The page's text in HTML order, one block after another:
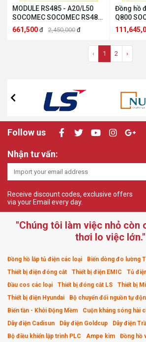
MODULE RS485 - A20/L50
SOCOMEC SOCOMEC RS485
- A20/L50
661,500 đ 2,450,000 đ
Đồng hồ
Q800
‹ 1 2 ›
Follow us
Nhận tư vấn:
Receive discount codes, exclusive offers
via your Email every day.
"Chúng tôi làm việc nhỏ còn
thơi lo việc lớn."
Đồng hồ lắp tủ điện các loại
Biến dòng đo lường
Thiết bị điện đóng cắt
Thiết bị điện EMIC
Tủ
Đầu cos các loại
Thiết bị đóng cắt LS
Thiết bị
Thiết bị điện Hyundai
Bộ chuyển đổi nguồn tự
Biến tần - Khởi Động Mềm
Cuộn kháng sóng hài
Dây điện Cadisun
Dây điện Goldcup Dây điện
Bộ điều khiển lập trình PLC
Ampe kìm Đồng hồ